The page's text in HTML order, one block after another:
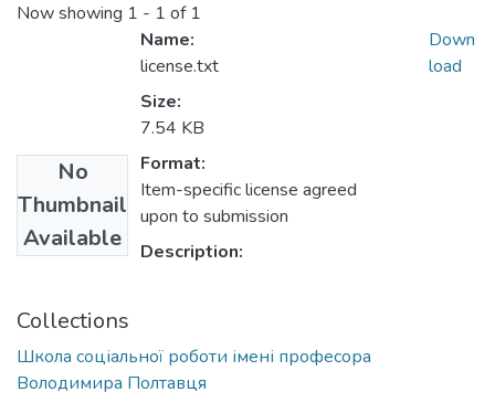
Now showing 1 - 1 of 1
No
Thumbnail
Available
Name:
license.txt
Size:
7.54 KB
Format:
Item-specific license agreed
upon to submission
Description:
Down
load
Collections
Школа соціальної роботи імені професора
Володимира Полтавця